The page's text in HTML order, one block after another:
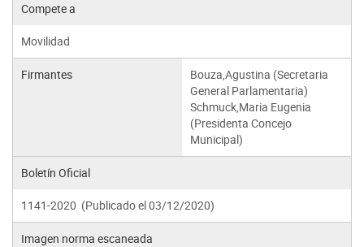
Compete a
Movilidad
Firmantes
Bouza,Agustina (Secretaria
General Parlamentaria)
Schmuck,Maria Eugenia
(Presidenta Concejo
Municipal)
Boletín Oficial
1141-2020 (Publicado el 03/12/2020)
Imagen norma escaneada